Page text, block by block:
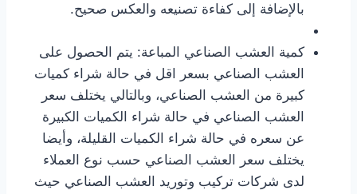
بالإضافة إلى كفاءة تصنيعه والعكس صحيح.
كمية العشب الصناعي المباعة: يتم الحصول على
العشب الصناعي بسعر اقل في حالة شراء كميات
كبيرة من العشب الصناعي، وبالتالي يختلف سعر
العشب الصناعي في حالة شراء الكميات الكبيرة
عن سعره في حالة شراء الكميات القليلة، وأيضا
يختلف سعر العشب الصناعي حسب نوع العملاء
لدى شركات تركيب وتوريد العشب الصناعي حيث